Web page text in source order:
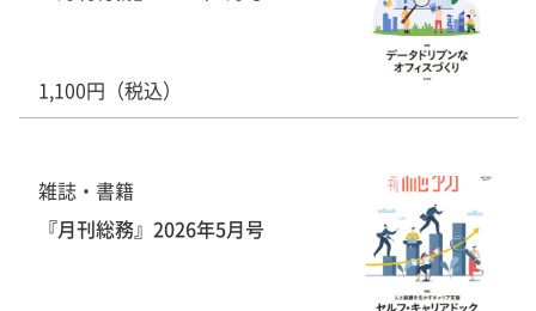
1,100円（税込）
雑誌・書籍
『月刊総務』2026年5月号